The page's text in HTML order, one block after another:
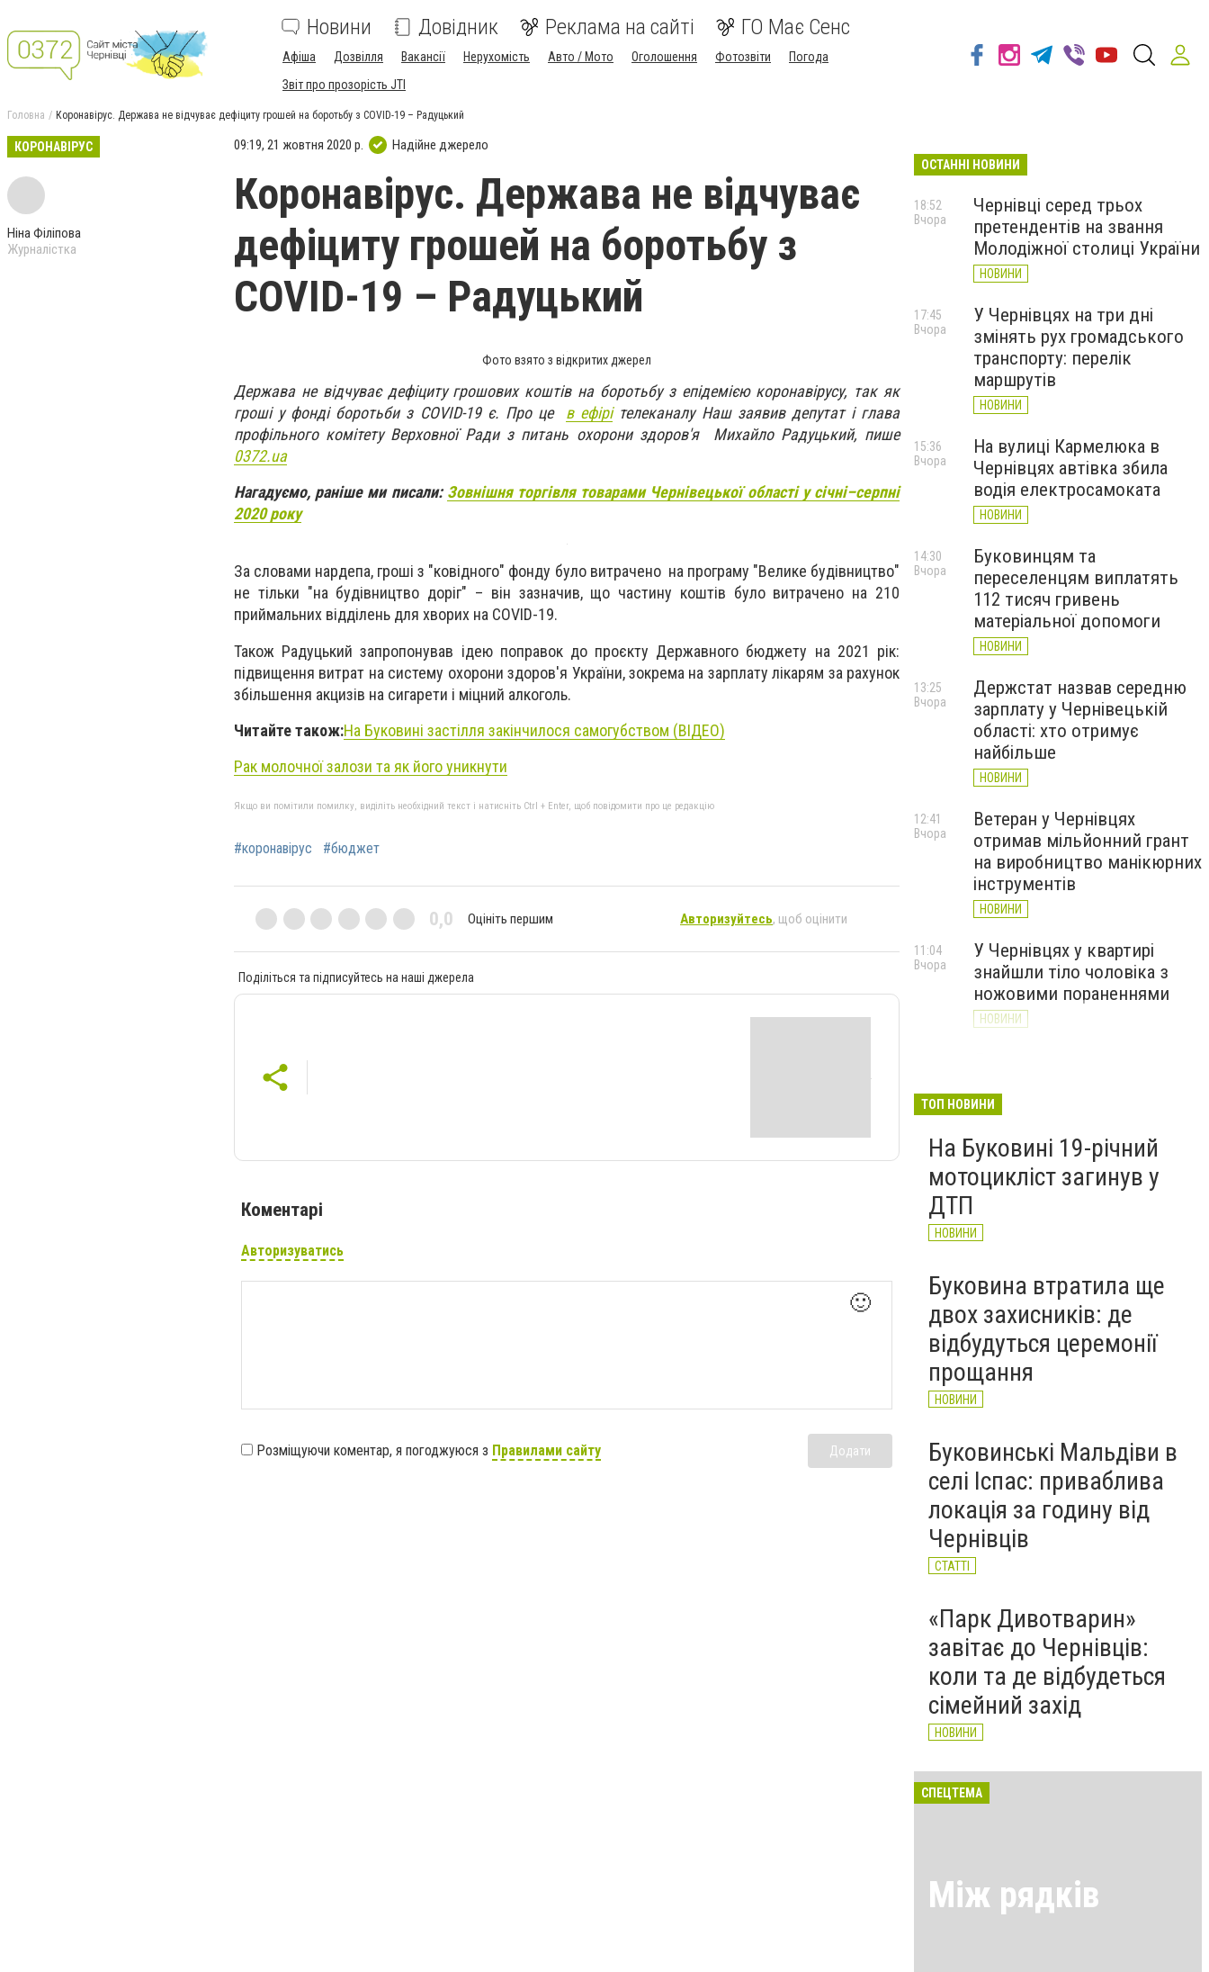
Новини Довідник Реклама на сайті ГО Має Сенс
Афіша Дозвілля Вакансії Нерухомість Авто / Мото Оголошення Фотозвіти
Погода
Звіт про прозорість JTI
Головна Коронавірус. Держава не відчуває дефіциту грошей на боротьбу з COVID-19 – Радуцький
КОРОНАВІРУС
Ніна Філіпова
Журналістка
09:19, 21 жовтня 2020 р. Надійне джерело
Коронавірус. Держава не відчуває
дефіциту грошей на боротьбу з
COVID-19 – Радуцький
Фото взято з відкритих джерел
Держава не відчуває дефіциту грошових коштів на боротьбу з епідемією коронавірусу, так як
гроші у фонді боротьби з COVID-19 є. Про це в ефірітелеканалу Наш заявив депутат і глава
профільного комітету Верховної Ради з питань охорони здоров'я Михайло Радуцький, пише
0372.ua
Нагадуємо, раніше ми писали: Зовнішня торгівля товарами Чернівецької області у січні–серпні
2020 року
За словами нардепа, гроші з "ковідного" фонду було витрачено на програму "Велике будівництво"
не тільки "на будівництво доріг" – він зазначив, що частину коштів було витрачено на 210
приймальних відділень для хворих на COVID-19.
Також Радуцький запропонував ідею поправок до проєкту Державного бюджету на 2021 рік:
підвищення витрат на систему охорони здоров'я України, зокрема на зарплату лікарям за рахунок
збільшення акцизів на сигарети і міцний алкоголь.
Читайте також:На Буковині застілля закінчилося самогубством (ВІДЕО)
Рак молочної залози та як його уникнути
Якщо ви помітили помилку, виділіть необхідний текст і натисніть Ctrl + Enter, щоб повідомити про це редакцію
#коронавірус #бюджет
0,0 Оцініть першим Авторизуйтесь, щоб оцінити
Поділіться та підписуйтесь на наші джерела
Коментарі
Авторизуватись
🙂
Розміщуючи коментар, я погоджуюся з Правилами сайту Додати
ОСТАННІ НОВИНИ
Чернівці серед трьох
претендентів на звання
Молодіжної столиці України
НОВИНИ
18:52
Вчора
У Чернівцях на три дні
змінять рух громадського
транспорту: перелік
маршрутів
НОВИНИ
17:45
Вчора
На вулиці Кармелюка в
Чернівцях автівка збила
водія електросамоката
НОВИНИ
15:36
Вчора
Буковинцям та
переселенцям виплатять
112 тисяч гривень
матеріальної допомоги
НОВИНИ
14:30
Вчора
Держстат назвав середню
зарплату у Чернівецькій
області: хто отримує
найбільше
НОВИНИ
13:25
Вчора
Ветеран у Чернівцях
отримав мільйонний грант
на виробництво манікюрних
інструментів
НОВИНИ
12:41
Вчора
У Чернівцях у квартирі
знайшли тіло чоловіка з
ножовими пораненнями
НОВИНИ
11:04
Вчора
критичну ситуацію з водою
НОВИНИ
ТОП НОВИНИ
На Буковині 19-річний
мотоцикліст загинув у
ДТП
НОВИНИ
Буковина втратила ще
двох захисників: де
відбудуться церемонії
прощання
НОВИНИ
Буковинські Мальдіви в
селі Іспас: приваблива
локація за годину від
Чернівців
СТАТТІ
«Парк Дивотварин»
завітає до Чернівців:
коли та де відбудеться
сімейний захід
НОВИНИ
СПЕЦТЕМА
Між рядків